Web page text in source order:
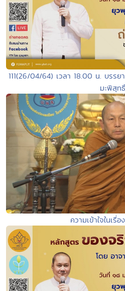
111(26/04/64) เวลา 18.00 น. บรรย
มะพิสุทธิ์
ความเข้าใจในเรื่